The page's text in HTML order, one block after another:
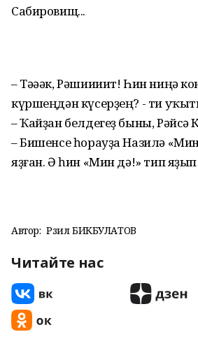
Сабировищ...
– Тәәәк, Рәшиииит! Һин ниңә
күршеңдән күсерҙең? - ти
– Ҡайҙан белдегеҙ быны, Рәйсә
– Бишенсе һорауҙа Назилә
яҙған. Ә һин «Мин дә!» тип
Автор: Рәзил БИКБУЛАТОВ
Читайте нас